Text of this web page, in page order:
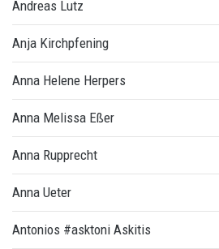
Andreas Lutz
Anja Kirchpfening
Anna Helene Herpers
Anna Melissa Eßer
Anna Rupprecht
Anna Ueter
Antonios #asktoni Askitis